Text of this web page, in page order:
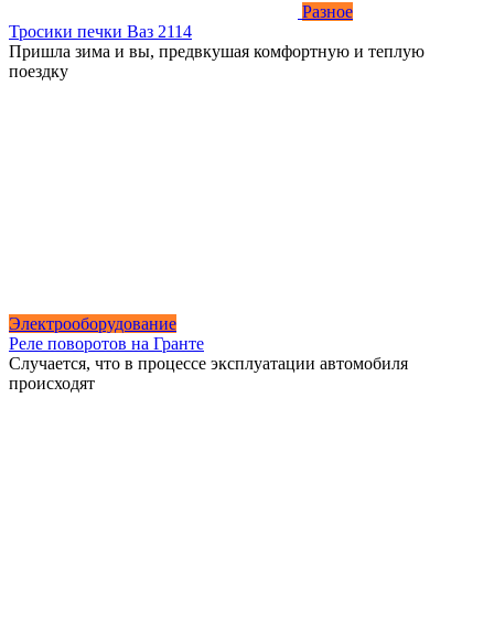
Разное
Тросики печки Ваз 2114
Пришла зима и вы, предвкушая комфортную и теплую
поездку
Электрооборудование
Реле поворотов на Гранте
Случается, что в процессе эксплуатации автомобиля
происходят